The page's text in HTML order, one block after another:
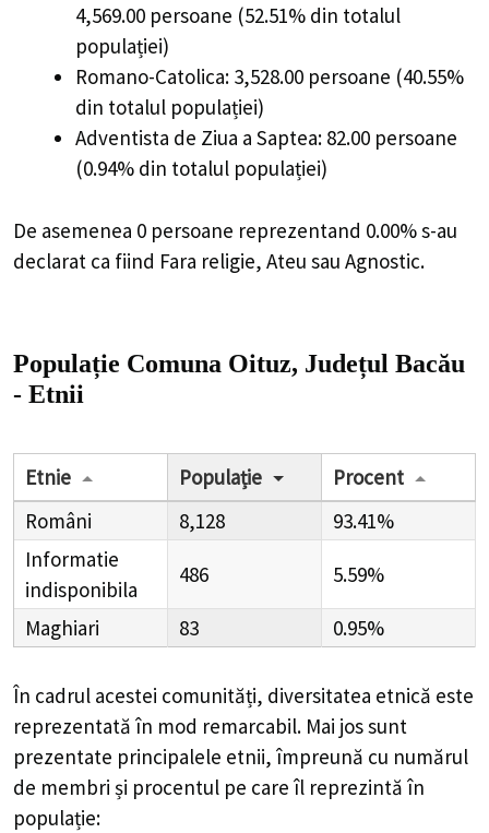
4,569.00 persoane (52.51% din totalul
populației)
Romano-Catolica: 3,528.00 persoane (40.55%
din totalul populației)
Adventista de Ziua a Saptea: 82.00 persoane
(0.94% din totalul populației)
De asemenea 0 persoane reprezentand 0.00% s-au
declarat ca fiind Fara religie, Ateu sau Agnostic.
Populație Comuna Oituz, Județul Bacău
- Etnii
Etnie Populație
Procent
Români
8,128
93.41%
Informatie
indisponibila
486 5.59%
Maghiari 83 0.95%
În cadrul acestei comunități, diversitatea etnică este
reprezentată în mod remarcabil. Mai jos sunt
prezentate principalele etnii, împreună cu numărul
de membri și procentul pe care îl reprezintă în
populație: